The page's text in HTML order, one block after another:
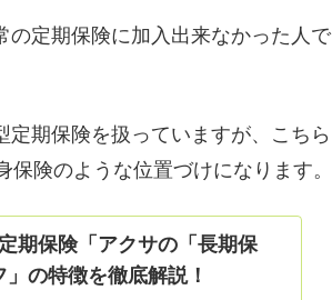
の定期保険に加入出来なかった人で
期保険を扱っていますが、こちら
険のような位置づけになります。
期保険「アクサの「長期保
の特徴を徹底解説！